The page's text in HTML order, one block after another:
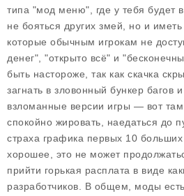
типа "мод меню", где у тебя будет
не бояться других змей, но и
которые обычным игрокам не
денег", "открыто всё" и
быть настороже, так как скачка
загнать в зловонный бункер багов
взломанные версии игры — вот
спокойно жировать, наедаться до
страха графика первых 10
хорошее, это не может
прийти горькая расплата в виде
разработчиков. В общем, моды